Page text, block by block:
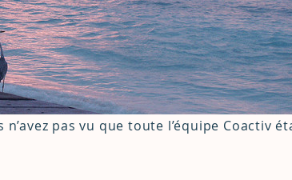
pas vu que toute l’équipe Coactiv